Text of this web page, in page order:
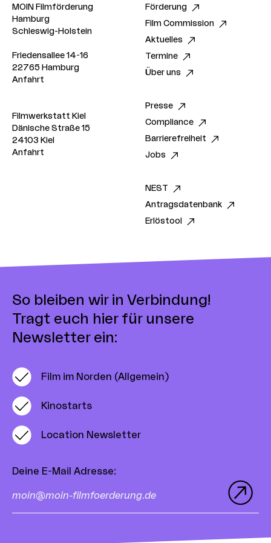
So bleiben wir in Verbindung!
Tragt euch hier für unsere
Newsletter ein:
Film im Norden (Allgemein)
Kinostarts
Location Newsletter
Deine E-Mail Adresse:
MOIN Filmförderung
Hamburg
Schleswig-Holstein
Friedensallee 14-16
22765 Hamburg
Anfahrt
Filmwerkstatt Kiel
Dänische Straße 15
24103 Kiel
Anfahrt
Förderung
Film Commission
Aktuelles
Termine
Über uns
Presse
Compliance
Barrierefreiheit
Jobs
NEST
Antragsdatenbank
Erlöstool